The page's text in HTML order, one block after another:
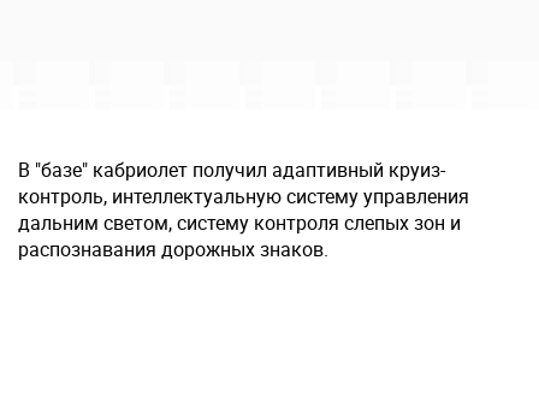
В "базе" кабриолет получил адаптивный круиз-
контроль, интеллектуальную систему управления
дальним светом, систему контроля слепых зон и
распознавания дорожных знаков.